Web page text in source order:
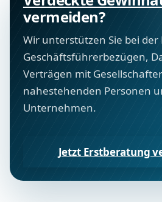
vermeiden?
Wir unterstützen Sie bei
Geschäftsführerbezügen,
Verträgen mit
nahestehenden Personen
Unternehmen.
Jetzt Erstberatung